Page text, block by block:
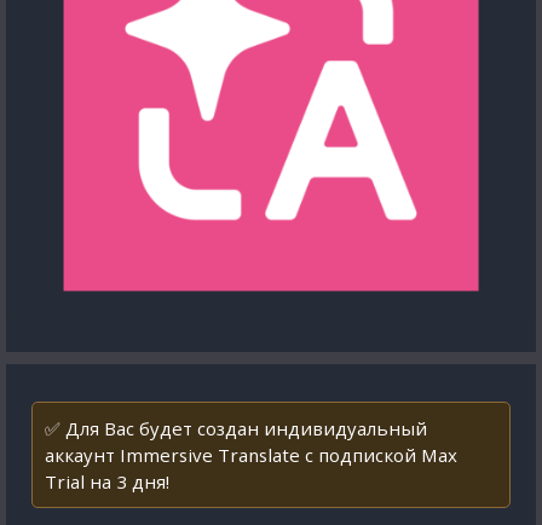
✅ Для Вас будет создан индивидуальный
аккаунт Immersive Translate с подпиской Max
Trial на 3 дня!